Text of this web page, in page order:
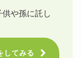
や孫に託し
してみる